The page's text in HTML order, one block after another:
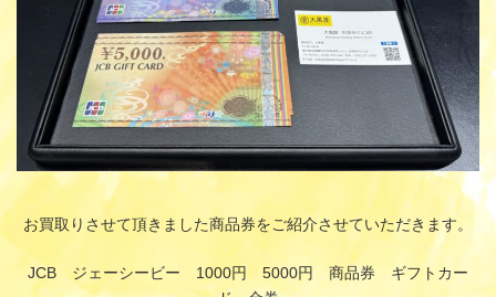
お買取りさせて頂きました商品券をご紹介させていただきます。
JCB ジェーシービー 1000円 5000円 商品券 ギフトカー